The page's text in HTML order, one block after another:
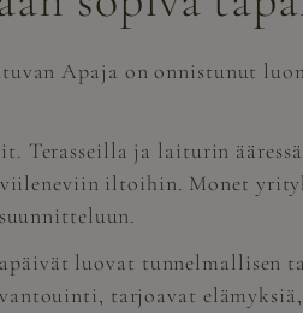
Apaja on onnistunut
Terasseilla ja laiturin
iltoihin. Monet
luovat tunnelmallisen
tarjoavat